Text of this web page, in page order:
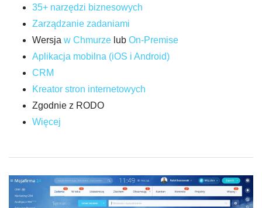
35+ narzędzi biznesowych
Zarządzanie zadaniami
Wersja w Chmurze lub On-Premise
Aplikacja mobilna (iOS i Android)
CRM
Kreator stron internetowych
Zgodnie z RODO
Więcej